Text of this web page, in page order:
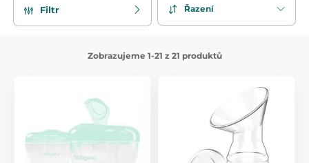
Filtr Řazení
Zobrazujeme 1-21 z 21 produktů